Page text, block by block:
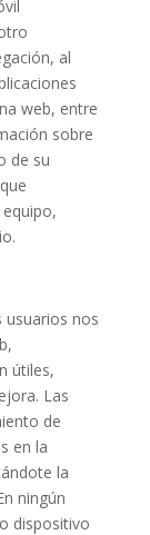
al
web, entre
sobre
de su
nos
útiles,
Las
de
en la
la
ningún
dispositivo